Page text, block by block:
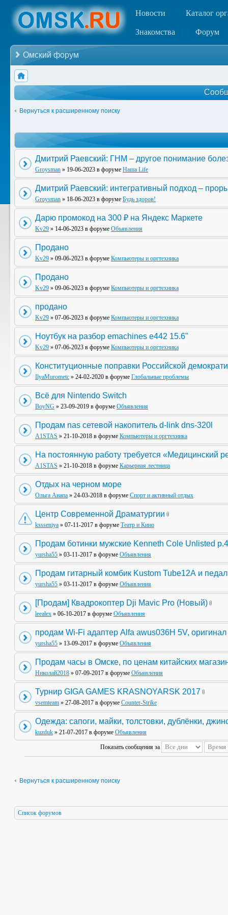
Новости Каталог
Знакомства Форум
Омский форум
Вернуться к расширенному поиску
Дмитрий Раевский: ГНМ – другое понимание
Groysman » 19-06-2023 в форуме Наша Life
Дмитрий Раевский: интегративный подход –
Groysman » 18-06-2023 в форуме Будь здоров!
Дарю промокод на 300 ₽ на Яндекс Маркете
Kv29 » 14-06-2023 в форуме Объявления
Продано
Kv29 » 09-06-2023 в форуме Компьютеры и оргтехника
Продано
Kv29 » 09-06-2023 в форуме Компьютеры и оргтехника
продано
Kv29 » 07-06-2023 в форуме Компьютеры и оргтехника
Ноутбук на разбор emachines e442 15.6"
Kv29 » 07-06-2023 в форуме Компьютеры и оргтехника
Конституционные поправки Российской
IlyaMurometc » 24-02-2020 в форуме Глобальные проблемы
Всё для Nintendo Switch
BoyNG » 23-09-2019 в форуме Объявления
Продам nas сетевой накопитель d-link dns-320l
A1STAS » 21-10-2018 в форуме Компьютеры и оргтехника
На постоянную работу требуется «Медицинский
A1STAS » 21-10-2018 в форуме Карьерная лестница
Отдых на черном море
Ольга Анапа » 24-03-2018 в форуме Спорт и активный отдых
Центр Современной Драматургии
kssseniya » 07-11-2017 в форуме Театр и Кино
Продам ботинки мужские Kenneth Cole Unlisted
yursha55 » 03-11-2017 в форуме Объявления
Продам гитарный комбик Kustom Tube12А и
yursha55 » 03-11-2017 в форуме Объявления
[Продам] Квадрокоптер Dji Mavic Pro (Новый)
leealex » 06-10-2017 в форуме Объявления
продам Wi-Fi адаптер Alfa awus036H 5V, оригинал
yursha55 » 13-09-2017 в форуме Объявления
Продам часы в Омске, по ценам китайских
Николай2018 » 07-09-2017 в форуме Объявления
Турнир GIGA GAMES KRASNOYARSK 2017
vsemteam » 27-08-2017 в форуме Counter-Strike
Одежда: сапоги, майки, толстовки, дублёнки,
kuzduk » 21-07-2017 в форуме Объявления
Показать сообщения за
Вернуться к расширенному поиску
Список форумов